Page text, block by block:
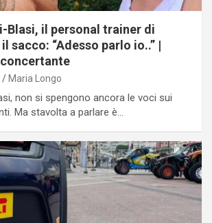
Blasi, il personal trainer di
sacco: “Adesso parlo io..” |
Maria Longo
non si spengono ancora le voci sui
Ma stavolta a parlare è…